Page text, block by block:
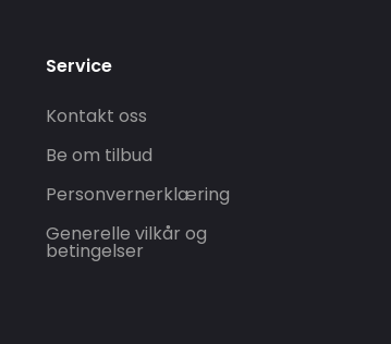
Service
Kontakt oss
Be om tilbud
Personvernerklæring
Generelle vilkår og
betingelser